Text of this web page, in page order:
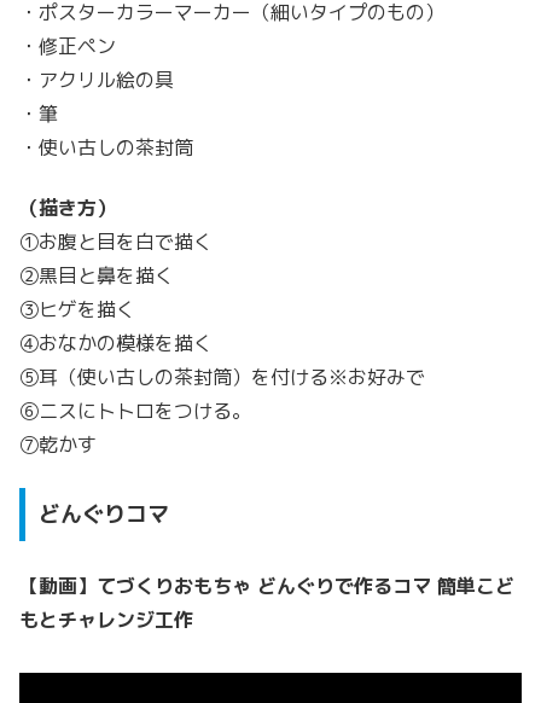
・ポスターカラーマーカー（細いタイプのもの）
・修正ペン
・アクリル絵の具
・筆
・使い古しの茶封筒
（描き方）
①お腹と目を白で描く
②黒目と鼻を描く
③ヒゲを描く
④おなかの模様を描く
⑤耳（使い古しの茶封筒）を付ける※お好みで
⑥ニスにトトロをつける。
⑦乾かす
どんぐりコマ
【動画】てづくりおもちゃ どんぐりで作るコマ 簡単こど
もとチャレンジ工作